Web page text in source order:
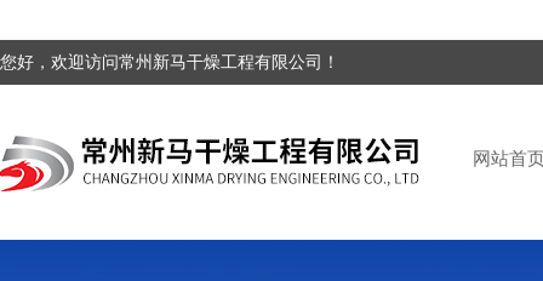
您好，欢迎访问常州新马干燥工程有限公司！
网站首